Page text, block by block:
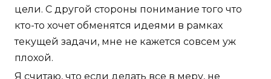
цели. С другой стороны понимание того что
кто-то хочет обменятся идеями в рамках
текущей задачи, мне не кажется совсем уж
плохой.
Я считаю, что если делать все в меру, не